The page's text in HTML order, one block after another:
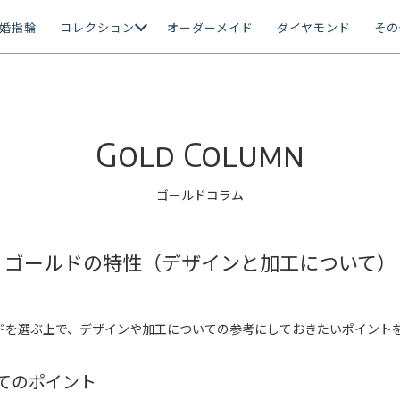
指輪 コレクション オーダーメイド ダイヤモンド そ
ゴールドコラム
Gold Column
ゴールドの特性（デザインと加工について）
選ぶ上で、デザインや加工についての参考にしておきたいポイント
のポイント